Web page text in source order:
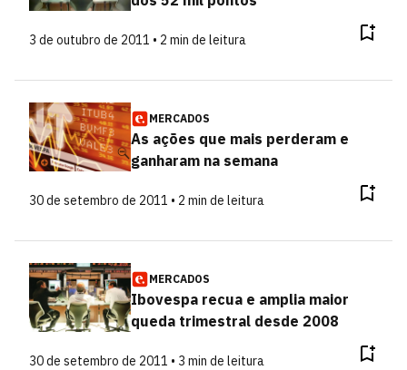
3 de outubro de 2011 • 2 min de leitura
MERCADOS
As ações que mais perderam e
ganharam na semana
30 de setembro de 2011 • 2 min de leitura
MERCADOS
Ibovespa recua e amplia maior
queda trimestral desde 2008
30 de setembro de 2011 • 3 min de leitura